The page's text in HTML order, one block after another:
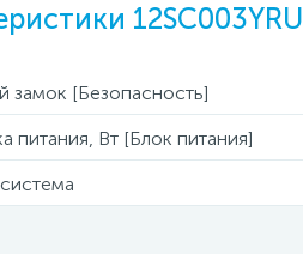
12SC003YRU
замок [Безопасность]
питания, Вт [Блок питания]